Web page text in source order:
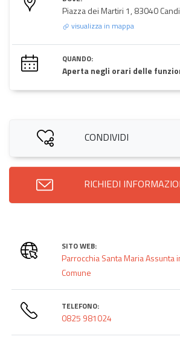
Piazza dei Martiri 1, 83040
visualizza in mappa
QUANDO:
Aperta negli orari delle
CONDIVIDI
RICHIEDI
SITO WEB:
Parrocchia Santa Maria Assunta
Comune
TELEFONO:
0825 981024